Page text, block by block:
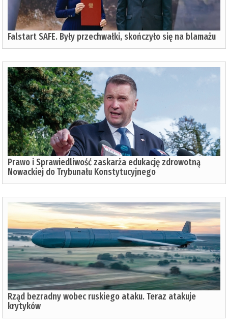
Falstart SAFE. Były przechwałki, skończyło się na blamażu
Prawo i Sprawiedliwość zaskarża edukację zdrowotną
Nowackiej do Trybunału Konstytucyjnego
Rząd bezradny wobec ruskiego ataku. Teraz atakuje
krytyków